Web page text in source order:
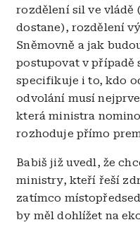
rozdělení sil ve vládě
dostane), rozdělení
Sněmovně a jak
postupovat v případě
specifikuje i to, kdo
odvolání musí
která ministra
rozhoduje přímo
Babiš již uvedl, že
ministry, kteří řeší
zatímco
by měl dohlížet na